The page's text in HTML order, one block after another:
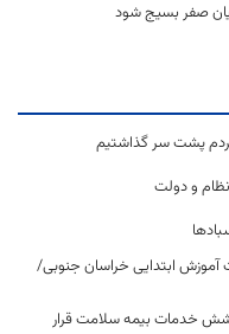
صفر بسیج شود
پشت سر گذاشتیم
و دولت
آموزش ابتدایی خراسان جنوبی/
خدمات بیمه سلامت قرار